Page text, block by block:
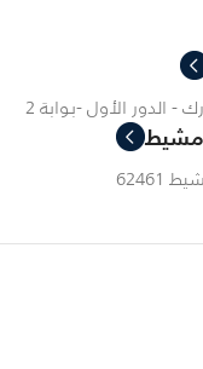
- الدور الأول -بوابة 2